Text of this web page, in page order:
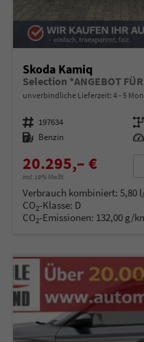
Skoda Kamiq
unverbindliche Lieferzeit: 4 - 5
Fahrzeugnummer 197634 Getriebe
Kraftstoff Benzin Leistung
20.295,– €
incl. 19% MwSt.
Verbrauch kombiniert: 5,80
CO2-Klasse: D
CO2-Emissionen: 132,00 g/